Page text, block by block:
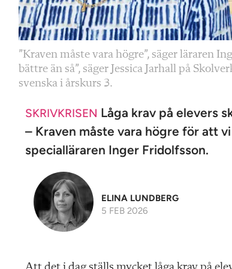
”Kraven måste vara högre”, säger läraren
bättre än så”, säger Jessica Jarhall på
svenska i årskurs 3.
SKRIVKRISEN Låga krav på elevers
– Kraven måste vara högre för att
specialläraren Inger Fridolfsson.
ELINA LUNDBERG
5 FEB 2026